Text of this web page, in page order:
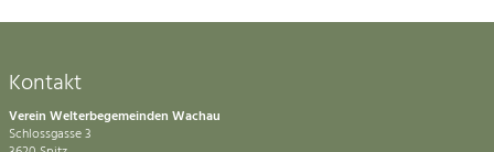
Kontakt
Verein Welterbegemeinden Wachau
Schlossgasse 3